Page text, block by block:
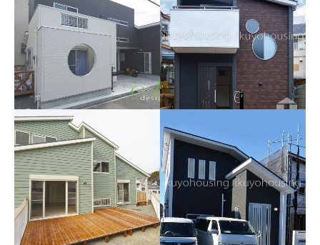
【分譲住宅・イクヨタウ
ン新檜尾台】～Yさま邸～
こちらは間取り＆外観はイク
のhalf-order分譲住宅です。設
備や建具・クロス等はYさまに
選んで頂いています。リビン
グ天井はレッドシダーの羽目
板調で勾配天井となっていて
木目調の優しさがアクセント
となり、更に天窓からの優し
ひときわモダンな外観～Y
さま邸～イクヨタウン池
田下
素材・カラー選びにセン
スが光ります～Kさま邸～
イクヨタウン池田下
イクヨのオーダーハウス
～2012_i様邸_堺市中区～
まんまる窓から優しい
光、Sさま邸～イクヨタウ
ン池田下～